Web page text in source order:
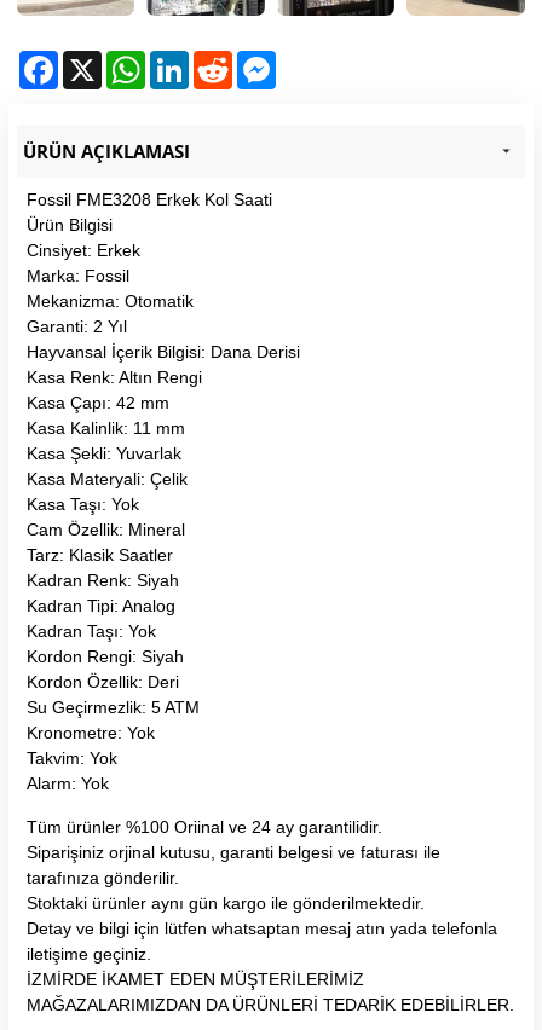
Facebook
X WhatsAppLinkedInReddit
ÜRÜN AÇIKLAMASI
Fossil FME3208 Erkek Kol Saati
Ürün Bilgisi
Cinsiyet: Erkek
Marka: Fossil
Mekanizma: Otomatik
Garanti: 2 Yıl
Hayvansal İçerik Bilgisi: Dana Derisi
Kasa Renk: Altın Rengi
Kasa Çapı: 42 mm
Kasa Kalinlik: 11 mm
Kasa Şekli: Yuvarlak
Kasa Materyali: Çelik
Kasa Taşı: Yok
Cam Özellik: Mineral
Tarz: Klasik Saatler
Kadran Renk: Siyah
Kadran Tipi: Analog
Kadran Taşı: Yok
Kordon Rengi: Siyah
Kordon Özellik: Deri
Su Geçirmezlik: 5 ATM
Kronometre: Yok
Takvim: Yok
Alarm: Yok
Tüm ürünler %100 Oriinal ve 24 ay garantilidir.
Siparişiniz orjinal kutusu, garanti belgesi ve faturası ile
tarafınıza gönderilir.
Stoktaki ürünler aynı gün kargo ile gönderilmektedir.
Detay ve bilgi için lütfen whatsaptan mesaj atın yada telefonla
iletişime geçiniz.
İZMİRDE İKAMET EDEN MÜŞTERİLERİMİZ
MAĞAZALARIMIZDAN DA ÜRÜNLERİ TEDARİK EDEBİLİRLER.